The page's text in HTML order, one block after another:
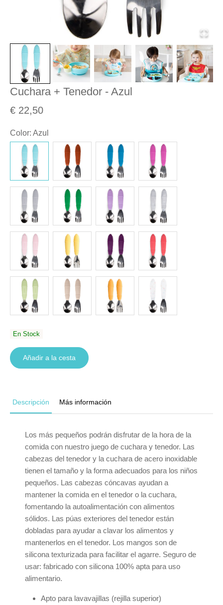
Cuchara + Tenedor - Azul
€ 22,50
Color: Azul
En Stock
Añadir a la cesta
Descripción Más información
Los más pequeños podrán disfrutar de la hora de la
comida con nuestro juego de cuchara y tenedor. Las
cabezas del tenedor y la cuchara de acero inoxidable
tienen el tamaño y la forma adecuados para los niños
pequeños. Las cabezas cóncavas ayudan a
mantener la comida en el tenedor o la cuchara,
fomentando la autoalimentación con alimentos
sólidos. Las púas exteriores del tenedor están
dobladas para ayudar a clavar los alimentos y
mantenerlos en el tenedor. Los mangos son de
silicona texturizada para facilitar el agarre. Seguro de
usar: fabricado con silicona 100% apta para uso
alimentario.
Apto para lavavajillas (rejilla superior)